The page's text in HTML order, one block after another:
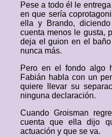
Pese a todo él le
en que sería
ella y Brando,
cuenta menos le gusta,
deja el guion en el
nunca más.
Pero en el fondo algo
Fabián habla con un
quiere llevar su
ninguna declaración.
Cuando Groisman
cuenta que ella dijo
actuación y que se va.